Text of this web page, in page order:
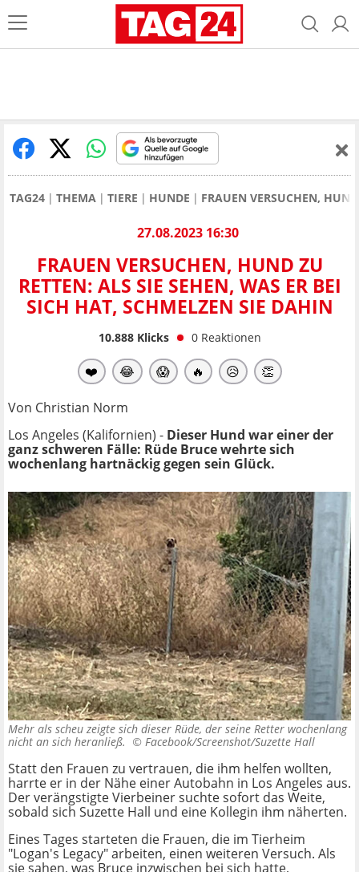
TAG24 THEMA TIERE HUNDE FRAUEN VERSUCHEN,
27.08.2023 16:30
FRAUEN VERSUCHEN, HUND ZU
RETTEN: ALS SIE SEHEN, WAS ER BEI
SICH HAT, SCHMELZEN SIE DAHIN
10.888Klicks 0 Reaktionen
❤️ 😂 😱 🔥 😥 👏
Von Christian Norm
Los Angeles (Kalifornien) - Dieser Hund war einer der
ganz schweren Fälle: Rüde Bruce wehrte sich
wochenlang hartnäckig gegen sein Glück.
Mehr als scheu zeigte sich dieser Rüde, der seine Retter wochenlang
nicht an sich heranließ. © Facebook/Screenshot/Suzette Hall
Statt den Frauen zu vertrauen, die ihm helfen wollten,
harrte er in der Nähe einer Autobahn in Los Angeles aus.
Der verängstigte Vierbeiner suchte sofort das Weite,
sobald sich Suzette Hall und eine Kollegin ihm näherten.
Eines Tages starteten die Frauen, die im Tierheim
"Logan's Legacy" arbeiten, einen weiteren Versuch. Als
sie sahen, was Bruce inzwischen bei sich hatte,